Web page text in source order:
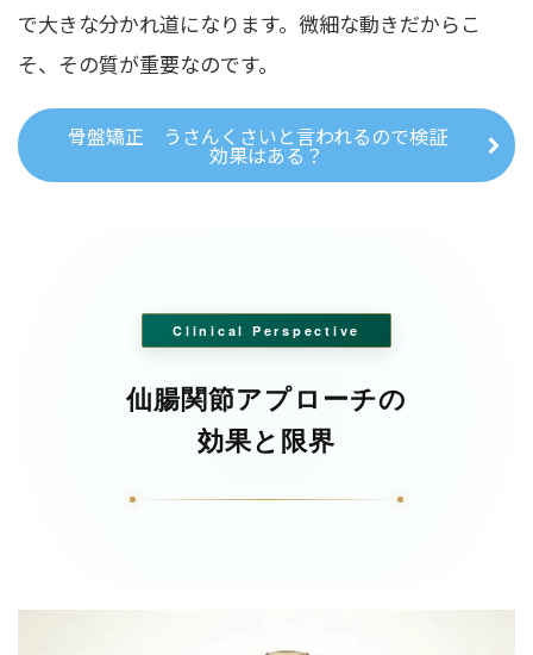
で大きな分かれ道になります。微細な動きだからこ
そ、その質が重要なのです。
骨盤矯正 うさんくさいと言われるので検証
効果はある？
Clinical Perspective
仙腸関節アプローチの
効果と限界